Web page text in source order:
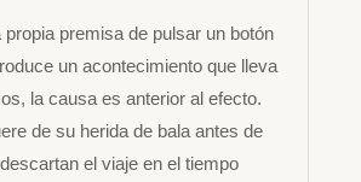
premisa de pulsar un botón
un acontecimiento que lleva
la causa es anterior al efecto.
de su herida de bala antes de
el viaje en el tiempo